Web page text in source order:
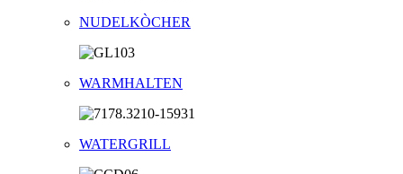
NUDELKÒCHER
WARMHALTEN
WATERGRILL